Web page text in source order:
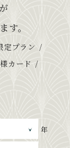
す。
定プラン
カード
年